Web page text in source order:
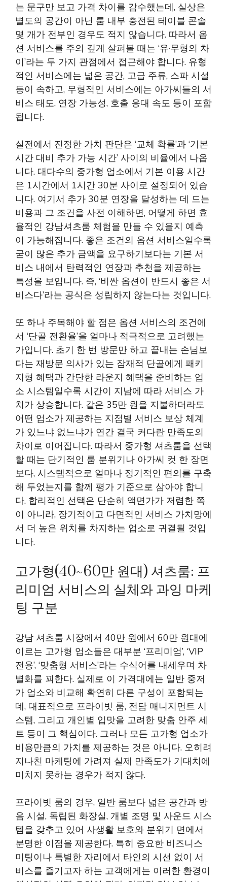
는 문구만 보고 가격 차이를 감수했는데, 실상은
별도의 공간이 아닌 룸 내부 충전된 테이블 콘솔
몇 개가 전부인 경우도 적지 않습니다. 따라서 옵
션 서비스를 주의 깊게 살펴볼 때는 ‘유·무형의 차
이’라는 두 가지 관점에서 접근해야 합니다. 유형
적인 서비스에는 넓은 공간, 고급 주류, 스파 시설
등이 속하고, 무형적인 서비스에는 아가씨들의 서
비스 태도, 연장 가능성, 호출 응대 속도 등이 포함
됩니다.
실전에서 진정한 가치 판단은 ‘교체 확률’과 ‘기본
시간 대비 추가 가능 시간’ 사이의 비율에서 나옵
니다. 대다수의 중가형 업소에서 기본 이용 시간
은 1시간에서 1시간 30분 사이로 설정되어 있습
니다. 여기서 추가 30분 연장을 달성하는 데 드는
비용과 그 조건을 사전 이해하면, 어떻게 하면 효
율적인 강남셔츠룸 체험을 만들 수 있을지 예측
이 가능해집니다. 좋은 조건의 옵션 서비스일수록
굳이 많은 추가 금액을 요구하기보다는 기본 서
비스 내에서 탄력적인 연장과 추천을 제공하는
특성을 보입니다. 즉, ‘비싼 옵션이 반드시 좋은 서
비스다’라는 공식은 성립하지 않는다는 것입니다.
또 하나 주목해야 할 점은 옵션 서비스의 조건에
서 ‘단골 전환율’을 얼마나 적극적으로 고려했는
가입니다. 초기 한 번 방문만 하고 끝내는 손님보
다는 재방문 의사가 있는 잠재적 단골에게 패키
지형 혜택과 간단한 라운지 혜택을 준비하는 업
소 시스템일수록 시간이 지남에 따라 서비스 가
치가 상승합니다. 같은 35만 원을 지불하더라도
어떤 업소가 제공하는 지점별 서비스 보상 체계
가 있느냐 없느냐가 연간 결국 커다란 만족도의
차이로 이어집니다. 따라서 중가형 셔츠룸을 선택
할 때는 단기적인 룸 분위기나 아가씨 컷 한 장면
보다, 시스템적으로 얼마나 정기적인 편의를 구축
해 두었는지를 함께 평가 기준으로 삼아야 합니
다. 합리적인 선택은 단순히 액면가가 저렴한 쪽
이 아니라, 장기적이고 다면적인 서비스 가치망에
서 더 높은 위치를 차지하는 업소로 귀결될 것입
니다.
고가형(40~60만 원대) 셔츠룸: 프
리미엄 서비스의 실체와 과잉 마케
팅 구분
강남 셔츠룸 시장에서 40만 원에서 60만 원대에
이르는 고가형 업소들은 대부분 ‘프리미엄’, ‘VIP
전용’, ‘맞춤형 서비스’라는 수식어를 내세우며 차
별화를 꾀한다. 실제로 이 가격대에는 일반 중저
가 업소와 비교해 확연히 다른 구성이 포함되는
데, 대표적으로 프라이빗 룸, 전담 매니지먼트 시
스템, 그리고 개인별 입맛을 고려한 맞춤 안주 세
트 등이 그 핵심이다. 그러나 모든 고가형 업소가
비용만큼의 가치를 제공하는 것은 아니다. 오히려
지나친 마케팅에 가려져 실제 만족도가 기대치에
미치지 못하는 경우가 적지 않다.
프라이빗 룸의 경우, 일반 룸보다 넓은 공간과 방
음 시설, 독립된 화장실, 개별 조명 및 사운드 시스
템을 갖추고 있어 사생활 보호와 분위기 면에서
분명한 이점을 제공한다. 특히 중요한 비즈니스
미팅이나 특별한 자리에서 타인의 시선 없이 서
비스를 즐기고자 하는 고객에게는 이러한 환경이